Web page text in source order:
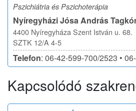
Pszichiátria és Pszichoterápia
Nyíregyházi Jósa András
4400 Nyíregyháza Szent István u. 68.
SZTK 12/A 4-5
Telefon: 06-42-599-700/2523 •
Kapcsolódó